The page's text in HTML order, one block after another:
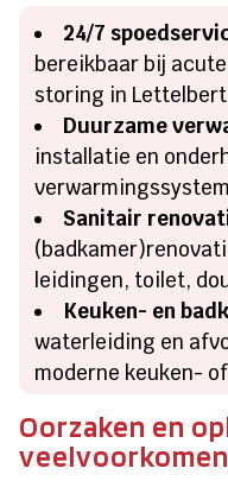
24/7
bereikbaar bij
storing in
Duurzame
installatie en
Sanitair
leidingen, toilet,
Keuken- en
waterleiding en
moderne keuken-
Oorzaken en